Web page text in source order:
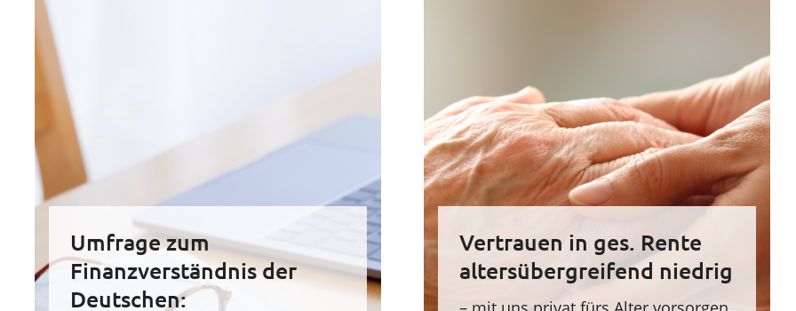
Umfrage zum
Finanzverständnis der
Deutschen:
Vertrauen in ges. Rente
altersübergreifend niedrig